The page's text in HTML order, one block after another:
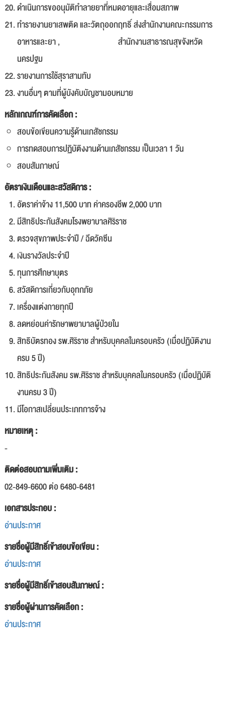
ดำเนินการขออนุมัติทำลายยาที่หมดอายุและเสื่อมสภาพ
ทำรายงานยาเสพติด และวัตถุออกฤทธิ์ ส่งสำนักงานคณะกรรมการ
อาหารและยา , สำนักงานสาธารณสุขจังหวัด
นครปฐม
รายงานการใช้สุราสามทับ
งานอื่นๆ ตามที่ผู้บังคับบัญชามอบหมาย
หลักเกณฑ์การคัดเลือก :
สอบข้อเขียนความรู้ด้านเภสัชกรรม
การทดสอบการปฏิบัติงงานด้านเภสัชกรรม เป็นเวลา 1 วัน
สอบสัมภาษณ์
อัตราเงินเดือนและสวัสดิการ :
อัตราค่าจ้าง 11,500 บาท ค่าครองชีพ 2,000 บาท
มีสิทธิประกันสังคมโรงพยาบาลศิริราช
ตรวจสุขภาพประจำปี / ฉีดวัคซีน
เงินรางวัลประจำปี
ทุนการศึกษาบุตร
สวัสดิการเกี่ยวกับอุทกภัย
เครื่องแต่งกายทุกปี
ลดหย่อนค่ารักษาพยาบาลผู้ป่วยใน
สิทธิบัตรทอง รพ.ศิริราช สำหรับบุคคลในครอบครัว (เมื่อปฏิบัติงาน
ครบ 5 ปี)
สิทธิประกันสังคม รพ.ศิริราช สำหรับบุคคลในครอบครัว (เมื่อปฏิบัติ
งานครบ 3 ปี)
มีโอกาสเปลี่ยนประเภทการจ้าง
หมายเหตุ :
-
ติดต่อสอบถามเพิ่มเติม :
02-849-6600 ต่อ 6480-6481
เอกสารประกอบ :
อ่านประกาศ
รายชื่อผู้มีสิทธิ์เข้าสอบข้อเขียน :
อ่านประกาศ
รายชื่อผู้มีสิทธิ์เข้าสอบสัมภาษณ์ :
รายชื่อผู้ผ่านการคัดเลือก :
อ่านประกาศ